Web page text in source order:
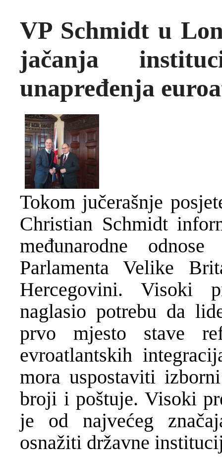
VP Schmidt u
jačanja
unapređenja
Tokom jučerašnje
Christian Schmidt
međunarodne
Parlamenta Velike
Hercegovini. Visoki
naglasio potrebu da
prvo mjesto stave
evroatlantskih
mora uspostaviti
broji i poštuje. Visoki
je od najvećeg
osnažiti državne